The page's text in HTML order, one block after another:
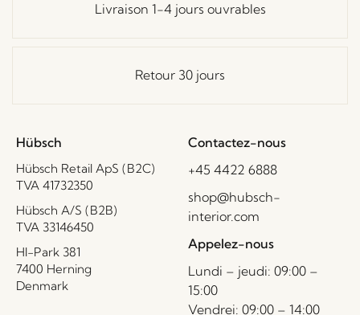
Livraison 1-4 jours ouvrables
Retour 30 jours
Hübsch
Hübsch Retail ApS (B2C)
TVA 41732350
Hübsch A/S (B2B)
TVA 33146450
HI-Park 381
7400 Herning
Denmark
Contactez-nous
+45 4422 6888
shop@hubsch-
interior.com
Appelez-nous
Lundi – jeudi: 09:00 –
15:00
Vendrei: 09:00 – 14:00